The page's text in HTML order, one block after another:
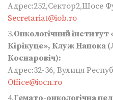
Адрес:252,Сектор2,Шосе
Secretariat@iob.ro
3.Онкологічний
Кірікуце», Клуж Напока
Коснаровіч):
Адрес:32-36, Вулиця
Office@iocn.ro